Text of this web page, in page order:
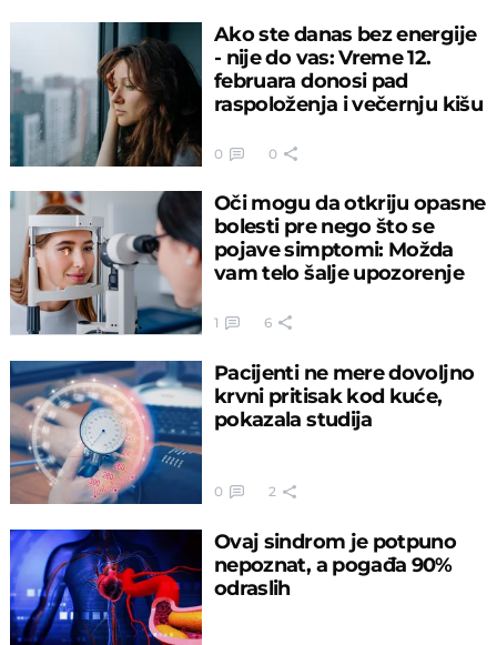
Ako ste danas bez energije
- nije do vas: Vreme 12.
februara donosi pad
raspoloženja i večernju kišu
0 0
Oči mogu da otkriju opasne
bolesti pre nego što se
pojave simptomi: Možda
vam telo šalje upozorenje
1 6
Pacijenti ne mere dovoljno
krvni pritisak kod kuće,
pokazala studija
0 2
Ovaj sindrom je potpuno
nepoznat, a pogađa 90%
odraslih